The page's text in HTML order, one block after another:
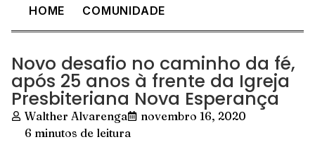
HOME COMUNIDADE
Novo desafio no caminho da fé,
após 25 anos à frente da Igreja
Presbiteriana Nova Esperança
Walther Alvarenga
novembro 16, 2020
6 minutos de leitura